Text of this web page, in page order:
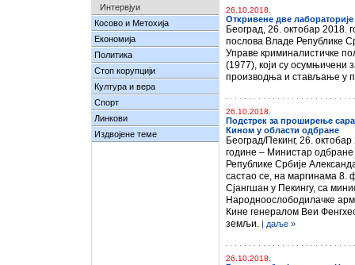
Интервјуи
Косово и Метохија
Економија
Политика
Стоп корупцији
Култура и вера
Спорт
Линкови
Издвојене теме
26.10.2018.
Откривене две
Београд, 26. октобар 2018.
послова Владе Републике
Управе криминалистичке
(1977), који су осумњичени
производња и стављање у
26.10.2018.
Подстрек за проширење
Кином у области одбране
Београд/Пекинг, 26.
године – Министар
Републике Србије
састао се, на маргинама 8.
Сјангшан у Пекингу, са
Народноослободилачке
Кине генералом Веи
земљи. | даље »
26.10.2018.